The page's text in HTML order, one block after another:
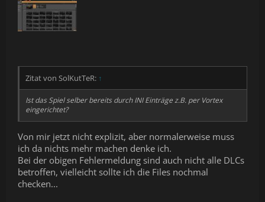
Zitat von SolKutTeR: ↑
Ist das Spiel selber bereits durch INI Einträge z.B. per Vortex
eingerichtet?
Von mir jetzt nicht explizit, aber normalerweise muss
ich da nichts mehr machen denke ich.
Bei der obigen Fehlermeldung sind auch nicht alle DLCs
betroffen, vielleicht sollte ich die Files nochmal
checken...